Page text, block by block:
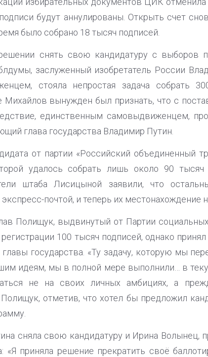
будут аннулированы. Открыть счет
было собрано 18 тысяч подписей.
снять свою кандидатуру с выборов
заслуженный изобретатель России
стояла непростая задача собрать
Михайлов вынужден был признать, что с
единственным самовыдвиженцем,
глава государства Владимир Путин.
от партии «Российский объединенный
удалось собрать лишь около 90
штаба Лисицыной заявили, что
почтой, и теперь их местонахождение
Полищук, выдвинутый от Партии
100 тысяч подписей, однако
государства. «Ту задачу, которую мы
идеям, мы в полной мере выполнили… в
не на своих личных амбициях, а
Полищук, отметив, что хотел бы предложил
сняла свою кандидатуру и Ирина Волынец,
«Я приняла решение прекратить своё